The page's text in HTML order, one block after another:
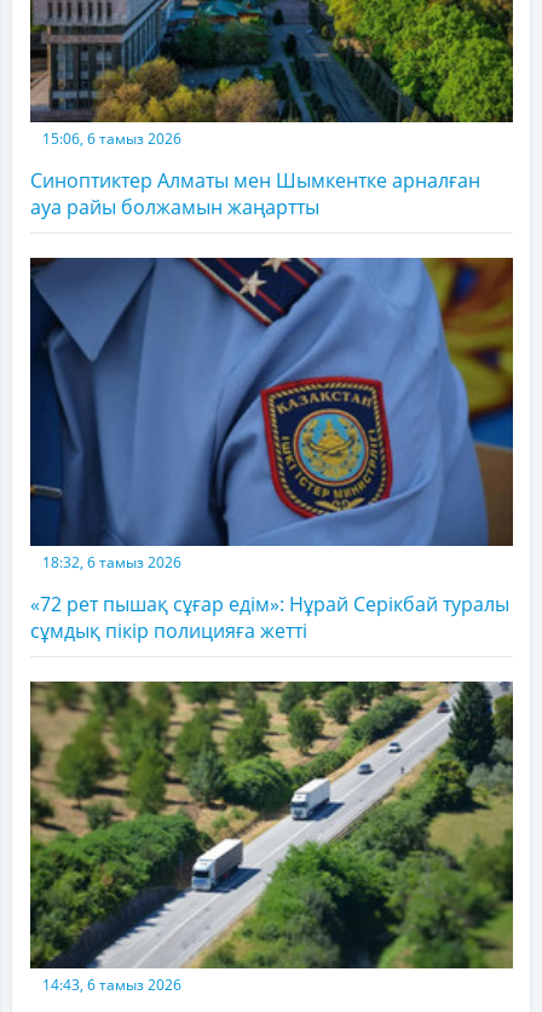
15:06, 6 тамыз 2026
Синоптиктер Алматы мен Шымкентке арналған
ауа райы болжамын жаңартты
18:32, 6 тамыз 2026
«72 рет пышақ сұғар едім»: Нұрай Серікбай туралы
сұмдық пікір полицияға жетті
14:43, 6 тамыз 2026